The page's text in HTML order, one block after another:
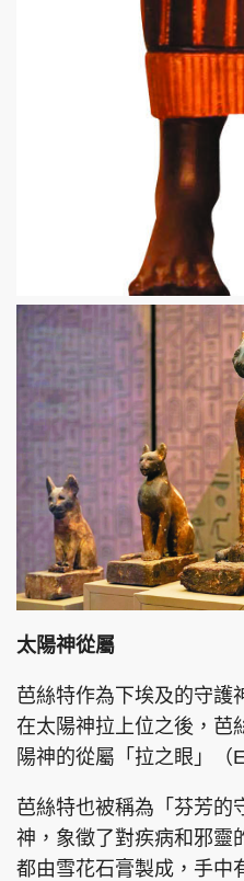
太陽神從屬
芭絲特作為下埃及的守護
在太陽神拉上位之後，芭
陽神的從屬「拉之眼」（
芭絲特也被稱為「芬芳的
神，象徵了對疾病和邪靈
都由雪花石膏製成，手中